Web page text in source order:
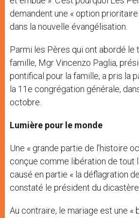
demandent une « option
dans la nouvelle évangélisation.
Parmi les Pères qui ont abordé le
famille, Mgr Vincenzo Paglia,
pontifical pour la famille, a pris la
la 11e congrégation générale,
octobre.
Lumière pour le monde
Une « grande partie de l’histoire
conçue comme libération de tout
causé en partie « la déflagration
constaté le président du dicastère.
Au contraire, le mariage est une «